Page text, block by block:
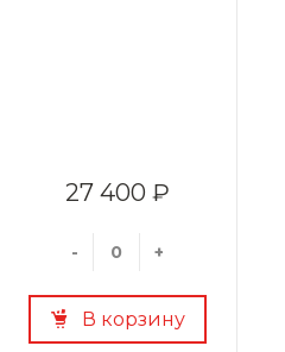
27 400 ₽
- +
В корзину